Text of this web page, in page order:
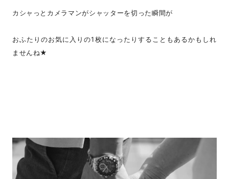
カシャっとカメラマンがシャッターを切った瞬間が
おふたりのお気に入りの1枚になったりすることもあるかもしれ
ませんね★